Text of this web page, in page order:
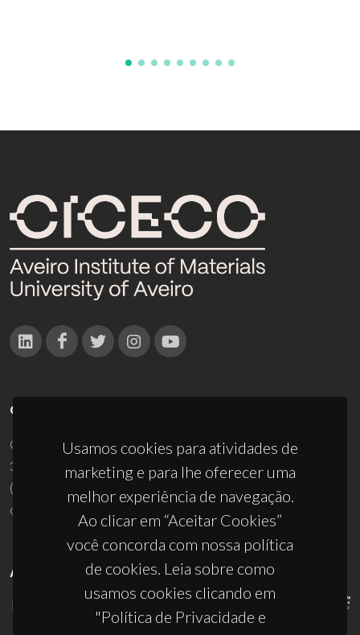
Usamos cookies para atividades de
marketing e para lhe oferecer uma
melhor experiência de navegação.
Ao clicar em “Aceitar Cookies”
você concorda com nossa política
de cookies. Leia sobre como
usamos cookies clicando em
"Política de Privacidade e
CONTACTOS
Campus Universitário de Santiago
3810-193 Aveiro - Portugal
(+351) 234 370 200
ciceco@ua.pt
APOIOS